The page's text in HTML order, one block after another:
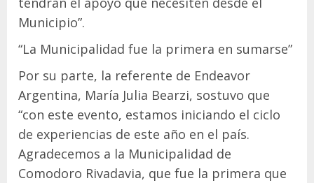
Municipio”.
“La Municipalidad fue la primera en sumarse”
Por su parte, la referente de Endeavor
Argentina, María Julia Bearzi, sostuvo que
“con este evento, estamos iniciando el ciclo
de experiencias de este año en el país.
Agradecemos a la Municipalidad de
Comodoro Rivadavia, que fue la primera que